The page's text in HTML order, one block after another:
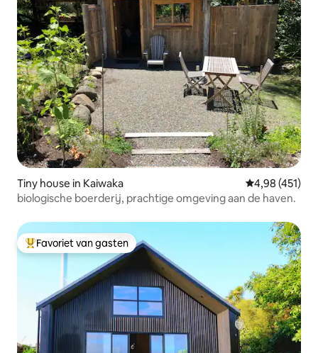
Tiny house in Kaiwaka Gemiddelde
4,98 (451)
biologische boerderij, prachtige omgeving aan de haven.
Topfavoriet van gasten
Favoriet van gasten